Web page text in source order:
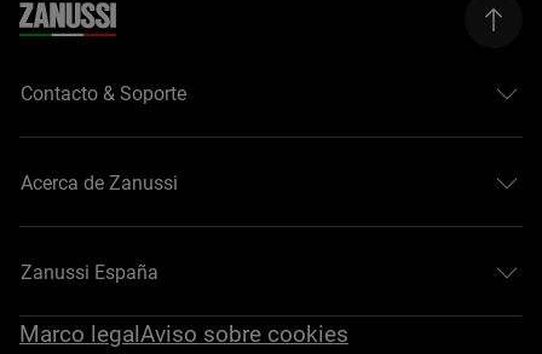
Contacto & Soporte
Acerca de Zanussi
Zanussi España
Marco legalAviso sobre cookies